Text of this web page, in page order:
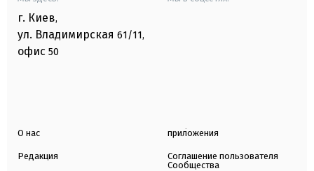
г. Киев,
ул. Владимирская 61/11,
офис 50
О нас
Редакция
приложения
Соглашение пользователя
Сообщества